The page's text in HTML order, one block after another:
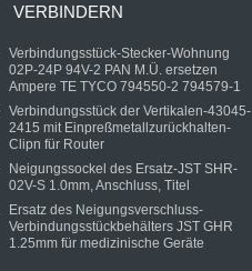
VERBINDERN
Verbindungsstück-Stecker-Wohnung
02P-24P 94V-2 PAN M.Ü. ersetzen
Ampere TE TYCO 794550-2 794579-1
Verbindungsstück der Vertikalen-43045-
2415 mit Einpreßmetallzurückhalten-
Clipn für Router
Neigungssockel des Ersatz-JST SHR-
02V-S 1.0mm, Anschluss, Titel
Ersatz des Neigungsverschluss-
Verbindungsstückbehälters JST GHR
1.25mm für medizinische Geräte